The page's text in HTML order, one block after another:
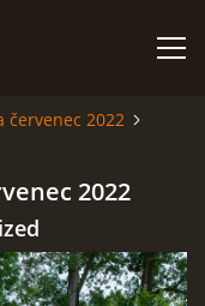
červenec 2022
2022